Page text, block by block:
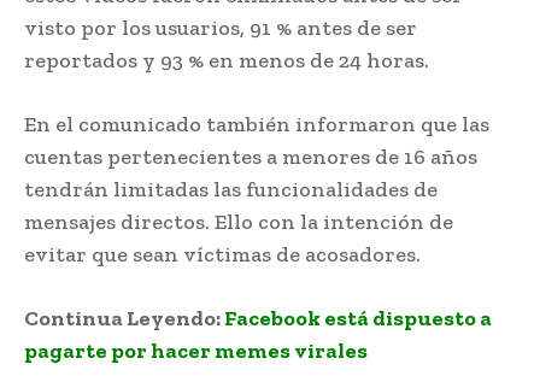
visto por los usuarios, 91 % antes de ser
reportados y 93 % en menos de 24 horas.
En el comunicado también informaron que las
cuentas pertenecientes a menores de 16 años
tendrán limitadas las funcionalidades de
mensajes directos. Ello con la intención de
evitar que sean víctimas de acosadores.
Continua Leyendo:Facebook está dispuesto a
pagarte por hacer memes virales